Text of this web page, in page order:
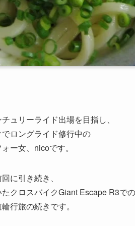
ュリーライド出場を目指し、
ロングライド修行中の
ー女、nicoです。
に引き続き、
クロスバイクGiant Escape R3での
行旅の続きです。